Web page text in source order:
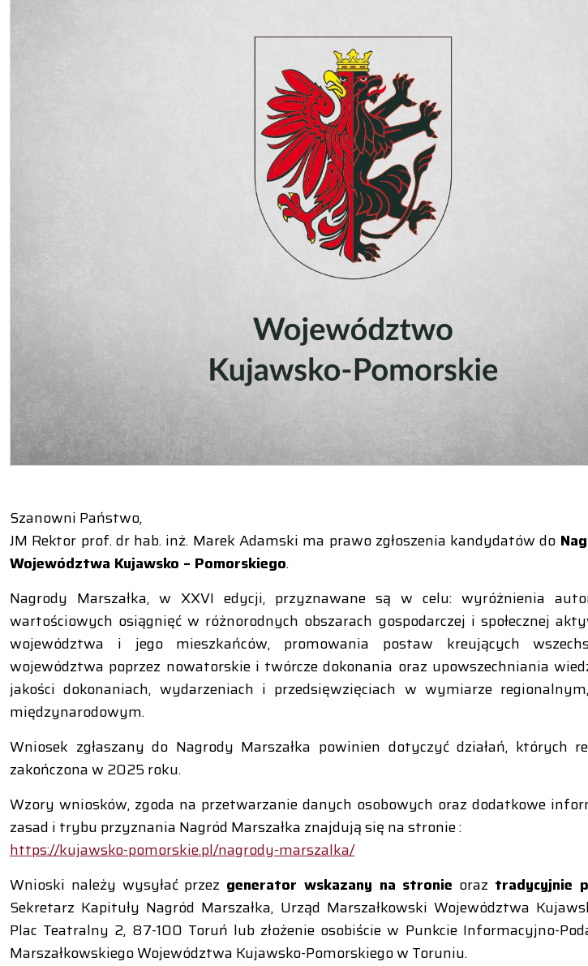
Szanowni Państwo,
JM Rektor prof. dr hab. inż. Marek Adamski ma prawo zgłoszenia kandydatów do
Województwa Kujawsko – Pomorskiego.
Nagrody Marszałka, w XXVI edycji, przyznawane są w celu: wyróżnienia
wartościowych osiągnięć w różnorodnych obszarach gospodarczej i społecznej
województwa i jego mieszkańców, promowania postaw kreujących
województwa poprzez nowatorskie i twórcze dokonania oraz upowszechniania
jakości dokonaniach, wydarzeniach i przedsięwzięciach w wymiarze
międzynarodowym.
Wniosek zgłaszany do Nagrody Marszałka powinien dotyczyć działań, których
zakończona w 2025 roku.
Wzory wniosków, zgoda na przetwarzanie danych osobowych oraz dodatkowe
zasad i trybu przyznania Nagród Marszałka znajdują się na stronie :
https://kujawsko-pomorskie.pl/nagrody-marszalka/
Wnioski należy wysyłać przez generator wskazany na stronie oraz tradycyjnie
Sekretarz Kapituły Nagród Marszałka, Urząd Marszałkowski Województwa
Plac Teatralny 2, 87-100 Toruń lub złożenie osobiście w Punkcie Informacyjno-
Marszałkowskiego Województwa Kujawsko-Pomorskiego w Toruniu.